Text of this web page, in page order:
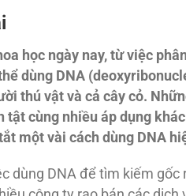
học ngày nay, từ việc
dùng DNA
thú vật và cả cây cỏ.
tật cùng nhiều áp dụng
một vài cách dùng DNA
dùng DNA để tìm kiếm